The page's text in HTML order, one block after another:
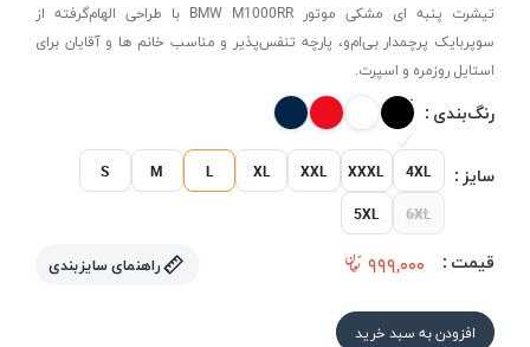
تیشرت پنبه ای مشکی موتور BMW M1000RR با طراحی الهام‌گرفته از
سوپربایک پرچمدار بی‌ام‌و، پارچه تنفس‌پذیر و مناسب خانم ها و آقایان برای
استایل روزمره و اسپرت.
رنگ‌بندی :
سایز : S M L XL XXL XXXL 4XL
5XL 6XL
قیمت : ۹۹۹,۰۰۰ راهنمای سایزبندی
افزودن به سبد خرید